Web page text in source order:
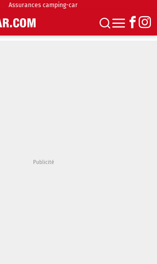
Assurances camping-car